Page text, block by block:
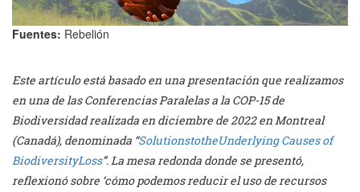
Fuentes: Rebelión
Este artículo está basado en una presentación que realizamos
en una de las Conferencias Paralelas a la COP-15 de
Biodiversidad realizada en diciembre de 2022 en Montreal
(Canadá), denominada “SolutionstotheUnderlying Causes of
BiodiversityLoss”. La mesa redonda donde se presentó,
reflexionó sobre ‘cómo podemos reducir el uso de recursos